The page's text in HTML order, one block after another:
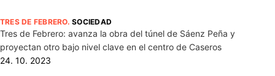
TRES DE FEBRERO.SOCIEDAD
Tres de Febrero: avanza la obra del túnel de Sáenz Peña y
proyectan otro bajo nivel clave en el centro de Caseros
24. 10. 2023